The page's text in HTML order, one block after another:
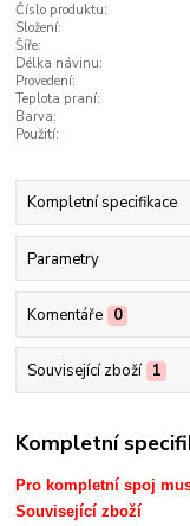
Číslo produktu:
Složení:
Šíře:
Délka návinu:
Provedení:
Teplota praní:
Barva:
Použití:
Kompletní specifikace
Parametry
Komentáře 0
Související zboží 1
Kompletní
Pro kompletní spoj
Související zboží